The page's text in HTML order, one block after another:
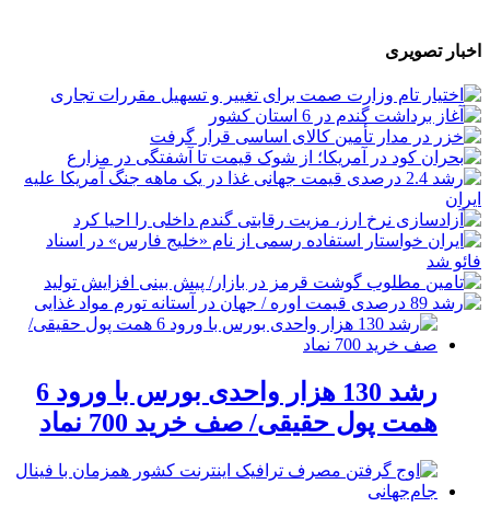
اخبار تصویری
رشد 130 هزار واحدی بورس با ورود 6
همت پول حقیقی/ صف خرید 700 نماد